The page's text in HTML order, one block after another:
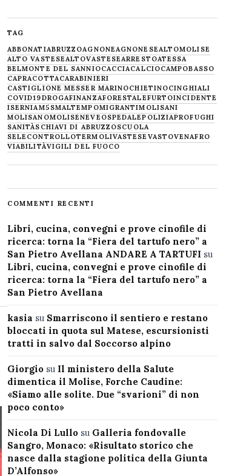
TAG
ABBONATIABRUZZOAGNONEAGNONESEALTOMOLISE
ALTO VASTESEALTOVASTESEARRESTOATESSA
BELMONTE DEL SANNIOCACCIACALCIOCAMPOBASSO
CAPRACOTTACARABINIERI
CASTIGLIONE MESSER MARINOCHIETINOCINGHIALI
COVID19DROGAFINANZAFORESTALEFURTOINCIDENTE
ISERNIAM5SMALTEMPOMIGRANTIMOLISANI
MOLISANOMOLISENEVE OSPEDALEPOLIZIAPROFUGHI
SANITÀSCHIAVI DI ABRUZZOSCUOLA
SELECONTROLLOTERMOLIVASTESE VASTOVENAFRO
VIABILITÀVIGILI DEL FUOCO
COMMENTI RECENTI
Libri, cucina, convegni e prove cinofile di
ricerca: torna la “Fiera del tartufo nero” a
San Pietro Avellana ANDARE A TARTUFI su
Libri, cucina, convegni e prove cinofile di
ricerca: torna la “Fiera del tartufo nero” a
San Pietro Avellana
kasia su Smarriscono il sentiero e restano
bloccati in quota sul Matese, escursionisti
tratti in salvo dal Soccorso alpino
Giorgiosu Il ministero della Salute
dimentica il Molise, Forche Caudine:
«Siamo alle solite. Due “svarioni” di non
poco conto»
Nicola Di Lullosu Galleria fondovalle
Sangro, Monaco: «Risultato storico che
nasce dalla stagione politica della Giunta
D’Alfonso»